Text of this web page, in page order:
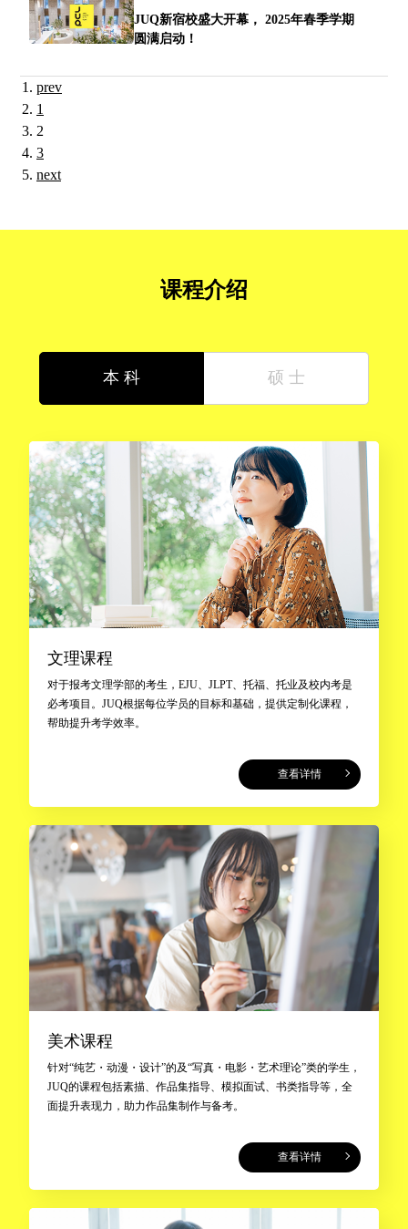
JUQ新宿校盛大开幕， 2025年春季学期
圆满启动！
prev
1
2
3
next
课程介绍
本 科 硕 士
文理课程
对于报考文理学部的考生，EJU、JLPT、托福、托业及校内考是
必考项目。JUQ根据每位学员的目标和基础，提供定制化课程，
帮助提升考学效率。
查看详情
美术课程
针对“纯艺・动漫・设计”的及“写真・电影・艺术理论”类的学生，
JUQ的课程包括素描、作品集指导、模拟面试、书类指导等，全
面提升表现力，助力作品集制作与备考。
查看详情